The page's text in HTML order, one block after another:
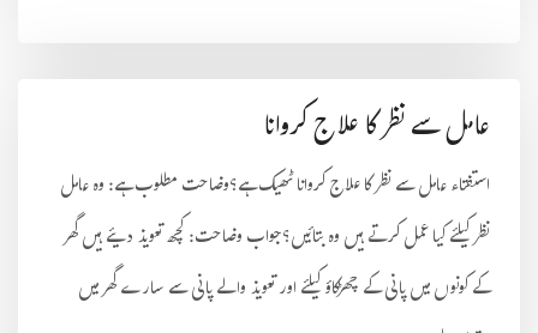
عامل سے نظر کا علاج کروانا
استفتاء عامل سے نظر کا علاج کروانا ٹھیک ہے؟وضاحت مطلوب ہے: وہ عامل
نظر کیلئے کیا عمل کرتے ہیں وہ بتائیں؟جواب وضاحت: کچھ تعویذ دیئے ہیں گھر
کے کونوں میں پانی کے چھڑکاؤ کیلئے اور تعویذ والے پانی سے سارے گھر میں